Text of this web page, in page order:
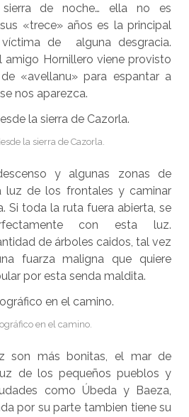
de noche… ella no es
«trece» años es la principal
de alguna desgracia.
amigo Hornillero viene provisto
«avellanu» para espantar a
nos aparezca.
la sierra de Cazorla.
y algunas zonas de
luz de los frontales y caminar
Si toda la ruta fuera abierta, se
con esta luz.
de árboles caidos, tal vez
fuarza maligna que quiere
por esta senda maldita.
en el camino.
son más bonitas, el mar de
de los pequeños pueblos y
como Úbeda y Baeza,
por su parte tambien tiene su